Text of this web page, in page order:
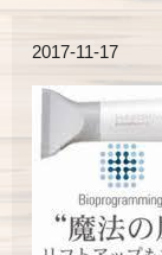
2017-11-17